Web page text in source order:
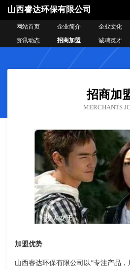
山西睿达环保有限公司
网站首页 企业简介 企业文化
资讯动态
招商加盟 诚聘英才
招商加
MERCHANTS
加盟优势
山西睿达环保有限公司以“专注产品，